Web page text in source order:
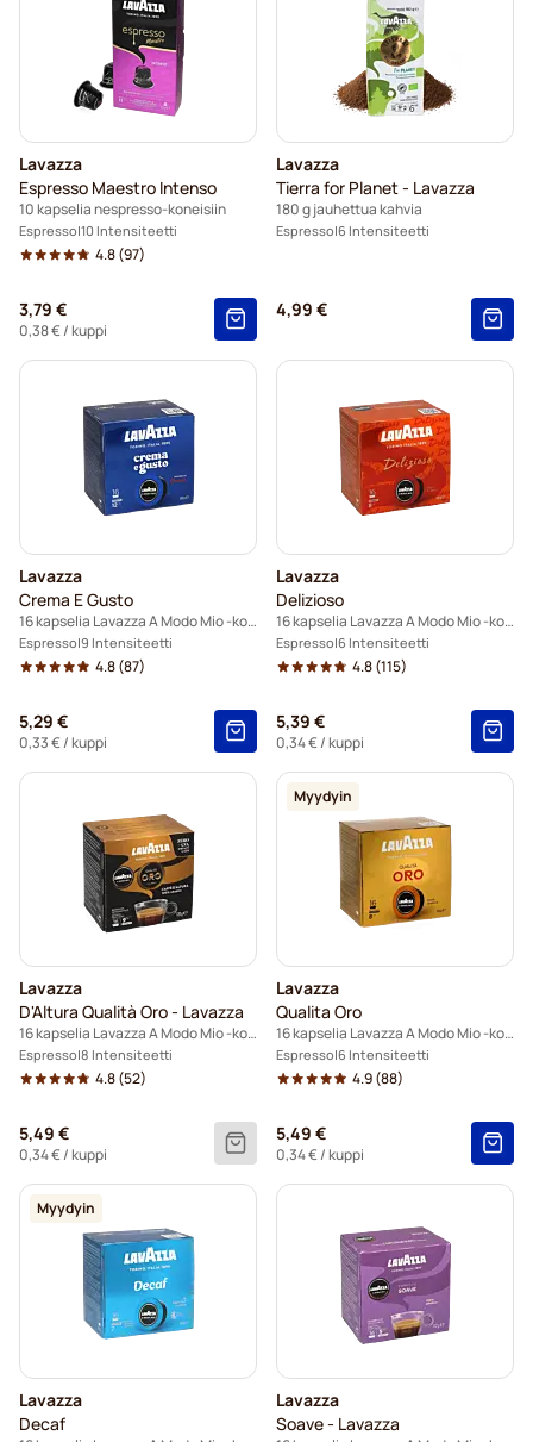
Lavazza
Espresso Maestro Intenso
10 kapselia nespresso-koneisiin
Espresso 10 Intensiteetti
4.8(97)
3,79 €
0,38 €/ kuppi
Lavazza
Tierra for Planet - Lavazza
180 g jauhettua kahvia
Espresso 6 Intensiteetti
4,99 €
Lavazza
Crema E Gusto
16 kapselia Lavazza A Modo Mio -koneisiin
Espresso 9 Intensiteetti
4.8(87)
5,29 €
0,33 €/ kuppi
Lavazza
Delizioso
16 kapselia Lavazza A Modo Mio -koneisiin
Espresso 6 Intensiteetti
4.8(115)
5,39 €
0,34 €/ kuppi
Lavazza
D'Altura Qualità Oro - Lavazza
16 kapselia Lavazza A Modo Mio -koneisiin
Espresso 8 Intensiteetti
4.8(52)
5,49 €
0,34 €/ kuppi
Myydyin
Lavazza
Qualita Oro
16 kapselia Lavazza A Modo Mio -koneisiin
Espresso 6 Intensiteetti
4.9(88)
5,49 €
0,34 €/ kuppi
Myydyin
Lavazza
Decaf
Lavazza
Soave - Lavazza